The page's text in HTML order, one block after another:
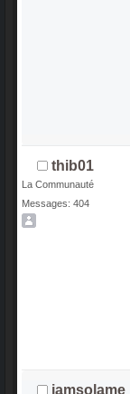
thib01
La Communauté
Messages: 404
iamsolame